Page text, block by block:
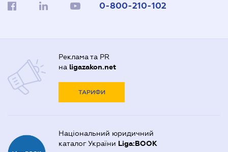
0-800-210-102
Реклама та PR
на ligazakon.net
ТАРИФИ
Національний юридичний
каталог України Liga:BOOK